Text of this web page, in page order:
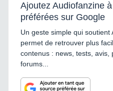
Ajoutez Audiofanzine
préférées sur Google
Un geste simple qui soutient
permet de retrouver plus
contenus : news, tests, avis,
forums...